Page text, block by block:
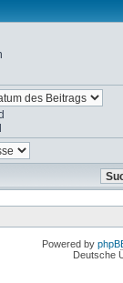
Powered by
Deutsche